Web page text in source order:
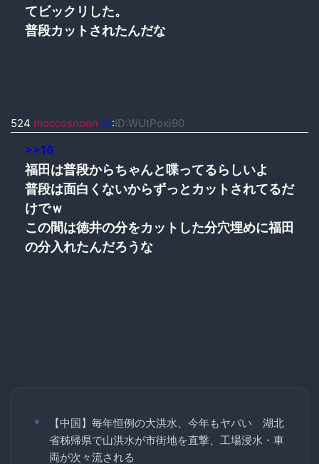
てビックリした。
普段カットされたんだな
524 moccosnoon ID:ID:WUtPoxi90
>>16
福田は普段からちゃんと喋ってるらしいよ
普段は面白くないからずっとカットされてるだ
けでｗ
この間は徳井の分をカットした分穴埋めに福田
の分入れたんだろうな
【中国】毎年恒例の大洪水、今年もヤバい 湖北
省秭帰県で山洪水が市街地を直撃、工場浸水・車
両が次々流される